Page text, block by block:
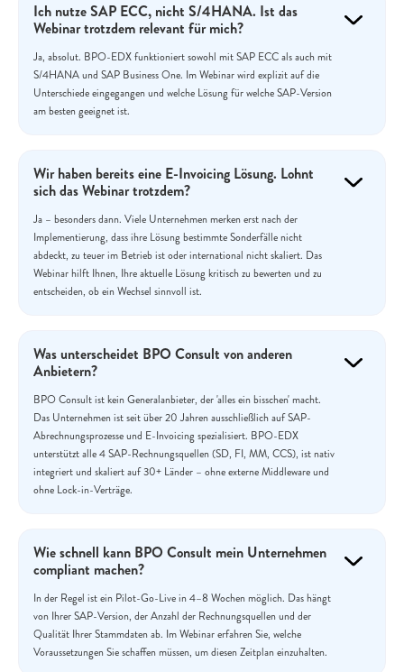
Ich nutze SAP ECC, nicht S/4HANA. Ist das
Webinar trotzdem relevant für mich?
Ja, absolut. BPO-EDX funktioniert sowohl mit SAP ECC als auch mit
S/4HANA und SAP Business One. Im Webinar wird explizit auf die
Unterschiede eingegangen und welche Lösung für welche SAP-Version
am besten geeignet ist.
Wir haben bereits eine E-Invoicing Lösung. Lohnt
sich das Webinar trotzdem?
Ja – besonders dann. Viele Unternehmen merken erst nach der
Implementierung, dass ihre Lösung bestimmte Sonderfälle nicht
abdeckt, zu teuer im Betrieb ist oder international nicht skaliert. Das
Webinar hilft Ihnen, Ihre aktuelle Lösung kritisch zu bewerten und zu
entscheiden, ob ein Wechsel sinnvoll ist.
Was unterscheidet BPO Consult von anderen
Anbietern?
BPO Consult ist kein Generalanbieter, der 'alles ein bisschen' macht.
Das Unternehmen ist seit über 20 Jahren ausschließlich auf SAP-
Abrechnungsprozesse und E-Invoicing spezialisiert. BPO-EDX
unterstützt alle 4 SAP-Rechnungsquellen (SD, FI, MM, CCS), ist nativ
integriert und skaliert auf 30+ Länder – ohne externe Middleware und
ohne Lock-in-Verträge.
Wie schnell kann BPO Consult mein Unternehmen
compliant machen?
In der Regel ist ein Pilot-Go-Live in 4–8 Wochen möglich. Das hängt
von Ihrer SAP-Version, der Anzahl der Rechnungsquellen und der
Qualität Ihrer Stammdaten ab. Im Webinar erfahren Sie, welche
Voraussetzungen Sie schaffen müssen, um diesen Zeitplan einzuhalten.